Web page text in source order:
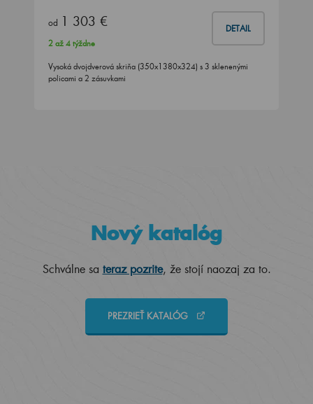
od 1 303 € DETAIL
2 až 4 týždne
Vysoká dvojdverová skriňa (350x1380x324) s 3 sklenenými
policami a 2 zásuvkami
Nový katalóg
Schválne sa teraz pozrite, že stojí naozaj za to.
PREZRIEŤ KATALÓG